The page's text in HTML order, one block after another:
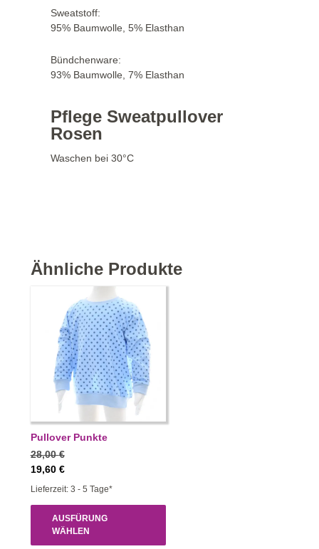
Sweatstoff:
95% Baumwolle, 5% Elasthan
Bündchenware:
93% Baumwolle, 7% Elasthan
Pflege Sweatpullover
Rosen
Waschen bei 30°C
Ähnliche Produkte
Pullover Punkte
28,00€
19,60 €
Lieferzeit: 3 - 5 Tage*
AUSFÜRUNG
WÄHLEN